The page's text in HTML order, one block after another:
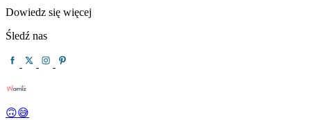
Dowiedz się więcej
Śledź nas
🙃😅